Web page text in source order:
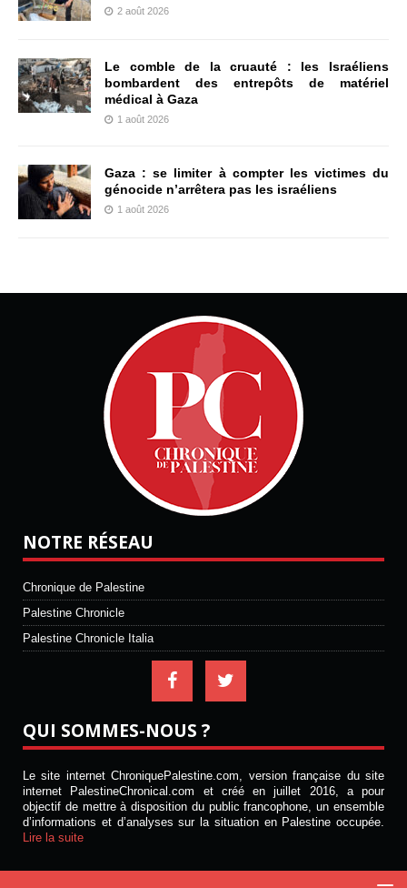
2 août 2026
Le comble de la cruauté : les Israéliens
bombardent des entrepôts de matériel
médical à Gaza
1 août 2026
Gaza : se limiter à compter les victimes du
génocide n’arrêtera pas les israéliens
1 août 2026
NOTRE RÉSEAU
Chronique de Palestine
Palestine Chronicle
Palestine Chronicle Italia
QUI SOMMES-NOUS ?
Le site internet ChroniquePalestine.com, version française du site
internet PalestineChronical.com et créé en juillet 2016, a pour
objectif de mettre à disposition du public francophone, un ensemble
d’informations et d’analyses sur la situation en Palestine occupée.
Lire la suite